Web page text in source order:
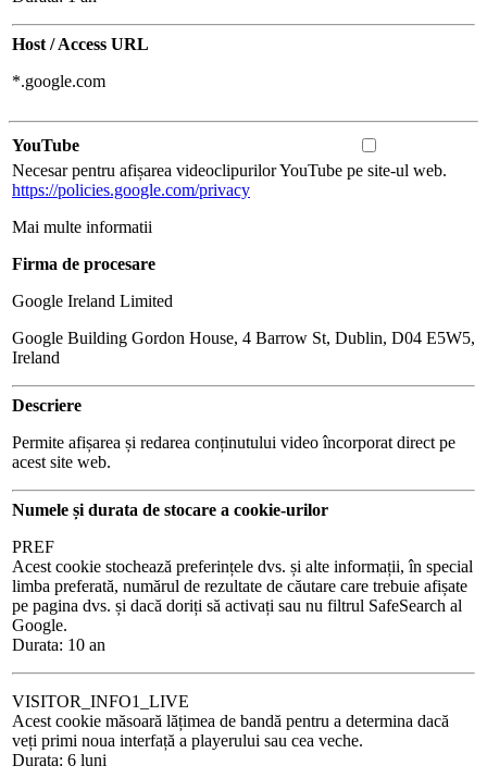
Host / Access URL
*.google.com
YouTube
Necesar pentru afișarea videoclipurilor YouTube pe site-ul web.
https://policies.google.com/privacy
Mai multe informatii
Firma de procesare
Google Ireland Limited
Google Building Gordon House, 4 Barrow St, Dublin, D04 E5W5,
Ireland
Descriere
Permite afișarea și redarea conținutului video încorporat direct pe
acest site web.
Numele și durata de stocare a cookie-urilor
PREF
Acest cookie stochează preferințele dvs. și alte informații, în special
limba preferată, numărul de rezultate de căutare care trebuie afișate
pe pagina dvs. și dacă doriți să activați sau nu filtrul SafeSearch al
Google.
Durata: 10 an
VISITOR_INFO1_LIVE
Acest cookie măsoară lățimea de bandă pentru a determina dacă
veți primi noua interfață a playerului sau cea veche.
Durata: 6 luni